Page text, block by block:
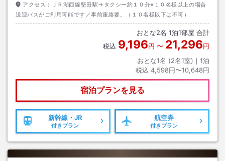
アクセス：
ＪＲ湖西線堅田駅→タクシー約１０分※１０名様以上の場合
送迎バスがご利用可能です／事前連絡要。（１０名様以下は不可）
おとな2名 1泊1部屋 合計
税込 9,196円 〜 21,296円
おとな1名 (2名1室)｜ 1泊
税込 4,598円〜10,648円
宿泊プランを見る
新幹線・JR
付きプラン
航空券
付きプラン